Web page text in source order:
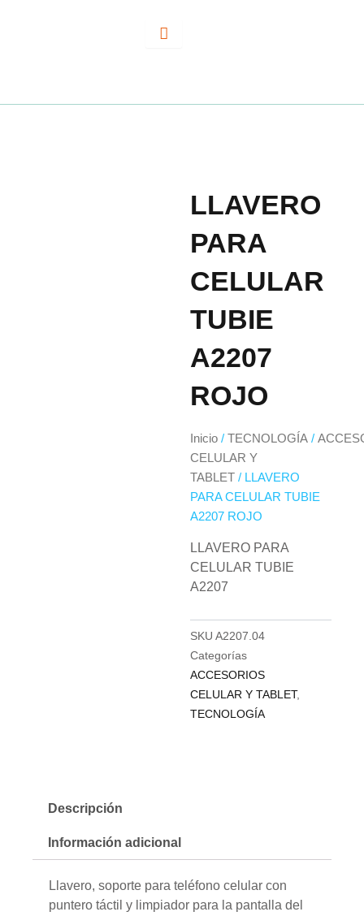
LLAVERO
PARA
CELULAR
TUBIE
A2207
ROJO
Inicio / TECNOLOGÍA /
CELULAR Y
TABLET / LLAVERO
PARA CELULAR TUBIE
A2207 ROJO
LLAVERO PARA
CELULAR TUBIE
A2207
SKU A2207.04
Categorías
ACCESORIOS
CELULAR Y TABLET,
TECNOLOGÍA
Descripción
Información adicional
Llavero, soporte para teléfono celular con
puntero táctil y limpiador para la pantalla del